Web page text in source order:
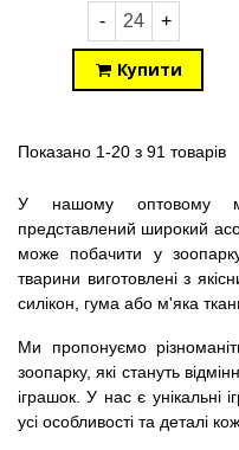
- +
Купити
Показано 1-20 з 91 товарів
У нашому оптовому
представлений широкий
може побачити у
тварини виготовлені з
силікон, гума або м'яка
Ми пропонуємо
зоопарку, які стануть
іграшок. У нас є унікальні
усі особливості та деталі